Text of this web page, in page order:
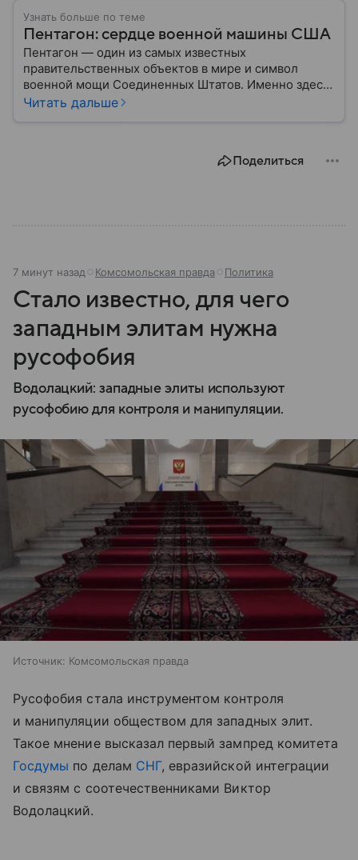
Узнать больше по теме
Пентагон: сердце военной машины США
Пентагон — один из самых известных
правительственных объектов в мире и символ
военной мощи Соединенных Штатов. Именно здесь
располагается штаб-квартира Министерства
Читать дальше
Поделиться
7 минут назад Комсомольская правда Политика
Стало известно, для чего
западным элитам нужна
русофобия
Водолацкий: западные элиты используют
русофобию для контроля и манипуляции.
Источник: Комсомольская правда
Русофобия стала инструментом контроля
и манипуляции обществом для западных элит.
Такое мнение высказал первый зампред комитета
Госдумы по делам СНГ, евразийской интеграции
и связям с соотечественниками Виктор
Водолацкий.